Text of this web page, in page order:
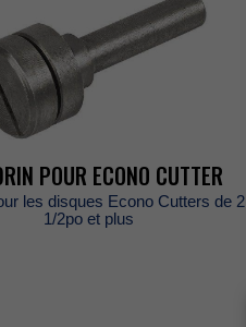
1/2poetplus